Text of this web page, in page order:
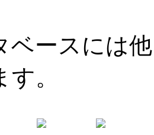
ベースには
。